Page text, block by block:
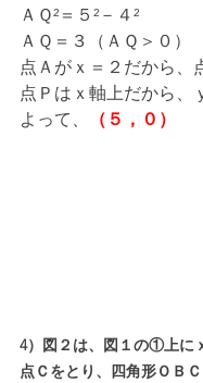
ＡＱ²＝５²－４²
ＡＱ＝３（ＡＱ＞０）
点Ａがｘ＝２だから、
点Ｐはｘ軸上だから、
よって、
（５，０）
4）図２は、図１の①上に
点Ｃをとり、四角形ＯＢ